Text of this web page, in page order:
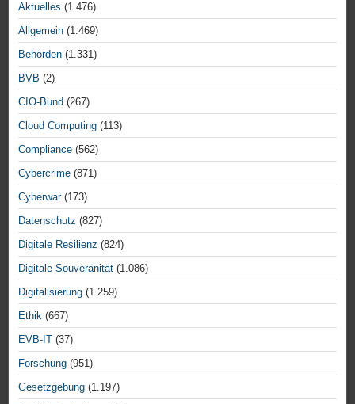
Aktuelles (1.476)
Allgemein (1.469)
Behörden (1.331)
BVB (2)
CIO-Bund (267)
Cloud Computing (113)
Compliance (562)
Cybercrime (871)
Cyberwar(173)
Datenschutz (827)
Digitale Resilienz (824)
Digitale Souveränität (1.086)
Digitalisierung (1.259)
Ethik (667)
EVB-IT (37)
Forschung (951)
Gesetzgebung (1.197)